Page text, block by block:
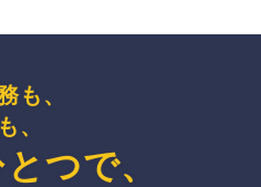
も、
、
つで、